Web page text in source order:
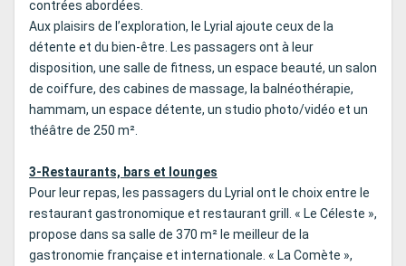
contrées abordées.
Aux plaisirs de l’exploration, le Lyrial ajoute ceux de la
détente et du bien-être. Les passagers ont à leur
disposition, une salle de fitness, un espace beauté, un salon
de coiffure, des cabines de massage, la balnéothérapie,
hammam, un espace détente, un studio photo/vidéo et un
théâtre de 250 m².
3-Restaurants, bars et lounges
Pour leur repas, les passagers du Lyrial ont le choix entre le
restaurant gastronomique et restaurant grill. « Le Céleste »,
propose dans sa salle de 370 m² le meilleur de la
gastronomie française et internationale. « La Comète »,